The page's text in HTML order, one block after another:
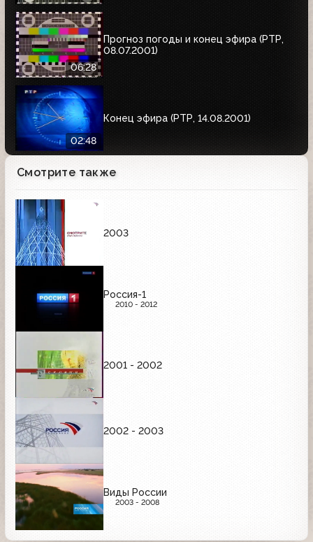
06:28
Прогноз погоды и конец эфира (РТР,
08.07.2001)
02:48
Конец эфира (РТР, 14.08.2001)
Смотрите также
2003
Россия-1
2010 - 2012
2001 - 2002
2002 - 2003
Виды России
2003 - 2008